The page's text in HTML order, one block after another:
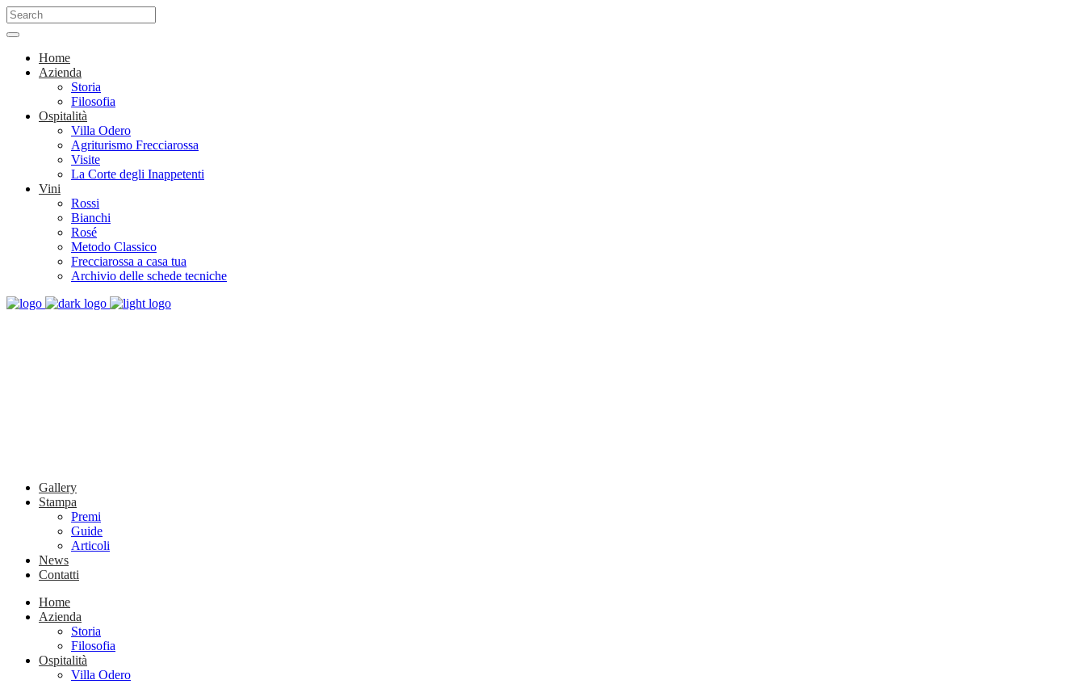
Home
Azienda
Storia
Filosofia
Ospitalità
Villa Odero
Agriturismo Frecciarossa
Visite
La Corte degli Inappetenti
Vini
Rossi
Bianchi
Rosé
Metodo Classico
Frecciarossa a casa tua
Archivio delle schede tecniche
Gallery
Stampa
Premi
Guide
Articoli
News
Contatti
Home
Azienda
Storia
Filosofia
Ospitalità
Villa Odero